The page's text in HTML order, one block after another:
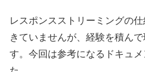
レスポンスストリーミングの
きていませんが、経験を積ん
す。今回は参考になるドキュ